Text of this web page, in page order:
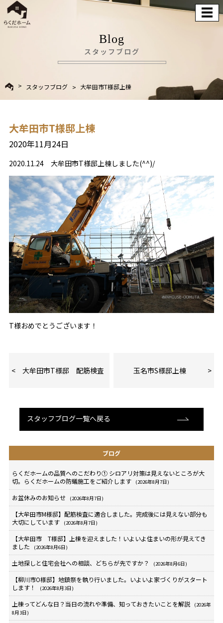
Blog
スタッフブログ
スタッフブログ 大牟田市T様邸上棟
大牟田市T様邸上棟
2020年11月24日
2020.11.24 大牟田市T様邸上棟しました(^^)/
T様おめでとうございます！
大牟田市T様邸 配筋検査 玉名市S様邸上棟
スタッフブログ一覧へ戻る
ブログ
らくだホームの品質へのこだわり① シロアリ対策は見えないところが大
切。らくだホームの防蟻施工をご紹介します
(2026年8月7日)
お盆休みのお知らせ (2026年8月7日)
【大牟田市M様邸】配筋検査に適合しました。完成後には見えない部分も
大切にしています
(2026年8月7日)
【大牟田市 T様邸】上棟を迎えました！いよいよ住まいの形が見えてき
ました
(2026年8月6日)
土地探しと住宅会社への相談、どちらが先ですか？ (2026年8月6日)
【柳川市O様邸】地鎮祭を執り行いました。いよいよ家づくりがスタート
します！
(2026年8月3日)
上棟ってどんな日？当日の流れや準備、知っておきたいことを解説
(2026年
8月3日)